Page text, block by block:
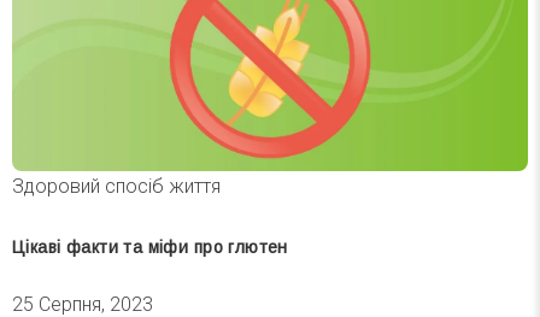
Здоровий спосіб життя
Цікаві факти та міфи про глютен
25 Серпня, 2023